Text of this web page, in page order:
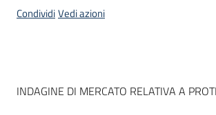
CondividiVedi azioni
Dati del bando
INDAGINE DI MERCATO RELATIVA A